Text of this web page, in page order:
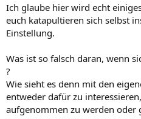
Ich glaube hier wird echt
euch katapultieren sich selbst
Einstellung.
Was ist so falsch daran, wenn
?
Wie sieht es denn mit den
entweder dafür zu
aufgenommen zu werden oder